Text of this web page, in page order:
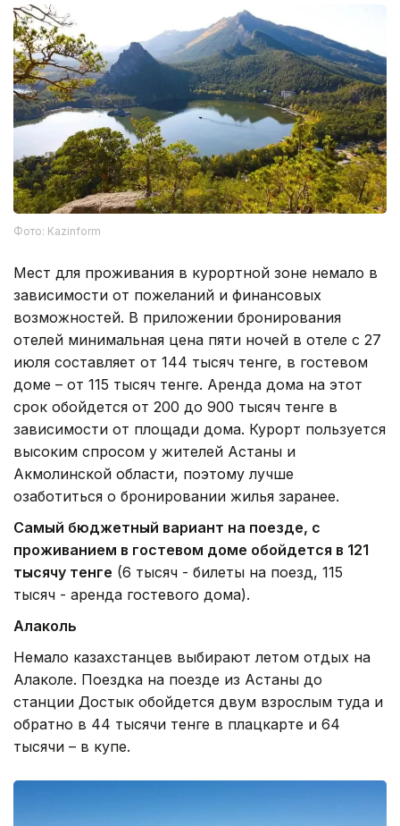
Фото: Kazinform
Мест для проживания в курортной зоне немало в
зависимости от пожеланий и финансовых
возможностей. В приложении бронирования
отелей минимальная цена пяти ночей в отеле с 27
июля составляет от 144 тысяч тенге, в гостевом
доме – от 115 тысяч тенге. Аренда дома на этот
срок обойдется от 200 до 900 тысяч тенге в
зависимости от площади дома. Курорт пользуется
высоким спросом у жителей Астаны и
Акмолинской области, поэтому лучше
озаботиться о бронировании жилья заранее.
Самый бюджетный вариант на поезде, с
проживанием в гостевом доме обойдется в 121
тысячу тенге (6 тысяч - билеты на поезд, 115
тысяч - аренда гостевого дома).
Алаколь
Немало казахстанцев выбирают летом отдых на
Алаколе. Поездка на поезде из Астаны до
станции Достык обойдется двум взрослым туда и
обратно в 44 тысячи тенге в плацкарте и 64
тысячи – в купе.